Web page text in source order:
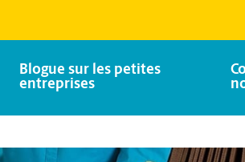
Blogue sur les petites
entreprises